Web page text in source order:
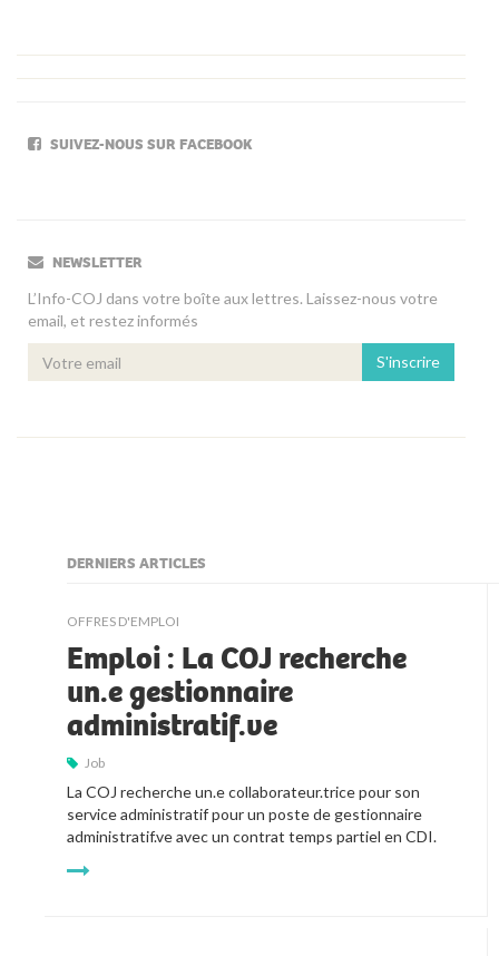
SUIVEZ-NOUS SUR FACEBOOK
NEWSLETTER
L’Info-COJ dans votre boîte aux lettres. Laissez-nous votre
email, et restez informés
S'inscrire
DERNIERS ARTICLES
OFFRES D'EMPLOI
Emploi : La COJ recherche
un.e gestionnaire
administratif.ve
Job
La COJ recherche un.e collaborateur.trice pour son
service administratif pour un poste de gestionnaire
administratif.ve avec un contrat temps partiel en CDI.